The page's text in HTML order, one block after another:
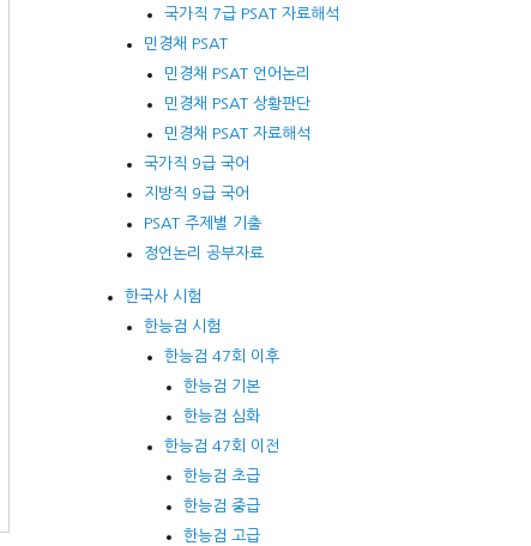
국가직 7급 PSAT 자료해석
민경채 PSAT
민경채 PSAT 언어논리
민경채 PSAT 상황판단
민경채 PSAT 자료해석
국가직 9급 국어
지방직 9급 국어
PSAT 주제별 기출
정언논리 공부자료
한국사 시험
한능검 시험
한능검 47회 이후
한능검 기본
한능검 심화
한능검 47회 이전
한능검 초급
한능검 중급
한능검 고급